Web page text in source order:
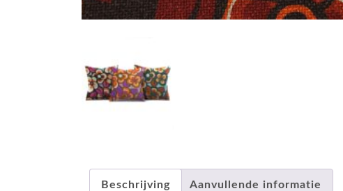
Beschrijving Aanvullende informatie